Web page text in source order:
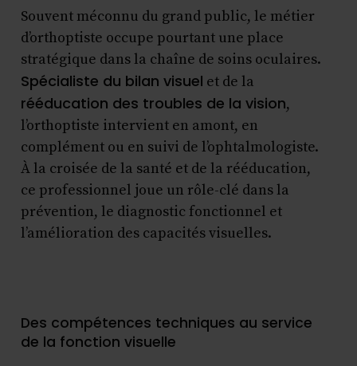
Souvent méconnu du grand public, le métier
d’orthoptiste occupe pourtant une place
stratégique dans la chaîne de soins oculaires.
Spécialiste du bilan visuel et de la
rééducation des troubles de la vision,
l’orthoptiste intervient en amont, en
complément ou en suivi de l’ophtalmologiste.
À la croisée de la santé et de la rééducation,
ce professionnel joue un rôle-clé dans la
prévention, le diagnostic fonctionnel et
l’amélioration des capacités visuelles.
Des compétences techniques au service
de la fonction visuelle